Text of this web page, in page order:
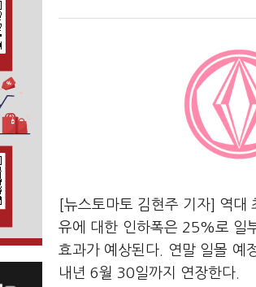
[뉴스토마토 김현주 기자] 역
유에 대한 인하폭은 25%로 일
효과가 예상된다. 연말 일몰 예
내년 6월 30일까지 연장한다.